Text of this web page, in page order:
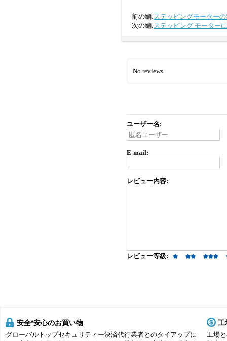
前の編:ステッピングモーター
次の編:ステッピング モーター
No reviews
ユーザー名:
E-mail:
レビュー内容:
レビュー等級:
安全*安心のお買い物
グローバルトップセキュリティー決済代行業者とのタイアップに
工
工場